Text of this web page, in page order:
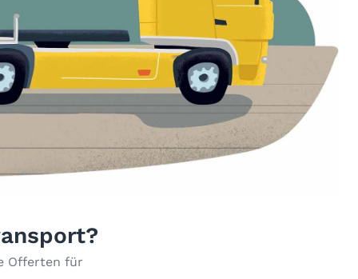
Offerten für